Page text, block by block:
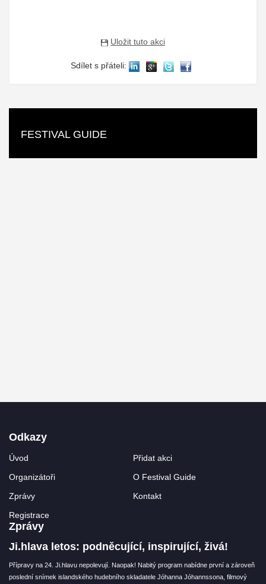
Uložit tuto akci
Sdílet s přáteli:
FESTIVAL GUIDE
Odkazy
Úvod
Přidat akci
Organizátoři
O Festival Guide
Zprávy
Kontakt
Registrace
Zprávy
Ji.hlava letos: podněcující, inspirující, živá!
Přípravy na 24. Ji.hlavu nepolevují. Naopak! Nabitý program nabídne první a zároveň
poslední snímek islandského hudebního skladatele Jóhanna Jóhannssona, filmový